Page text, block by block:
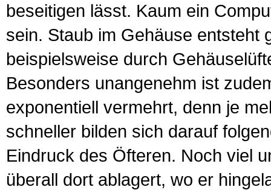
beseitigen lässt. Kaum ein
sein. Staub im Gehäuse entsteht
beispielsweise durch
Besonders unangenehm ist
exponentiell vermehrt, denn je
schneller bilden sich darauf
Eindruck des Öfteren. Noch viel
überall dort ablagert, wo er